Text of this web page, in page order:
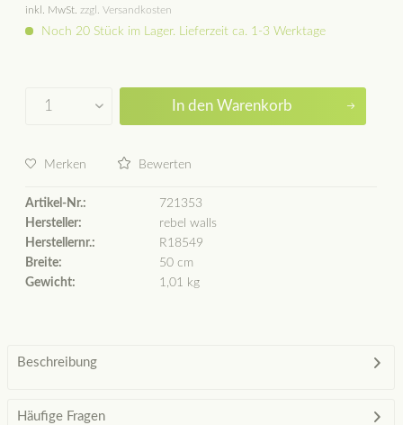
inkl. MwSt. zzgl. Versandkosten
Noch 20 Stück im Lager. Lieferzeit ca. 1-3 Werktage
In den Warenkorb
Merken Bewerten
Artikel-Nr.:
721353
Hersteller:
rebel walls
Herstellernr.:
R18549
Breite:
50 cm
Gewicht:
1,01 kg
Beschreibung
Häufige Fragen